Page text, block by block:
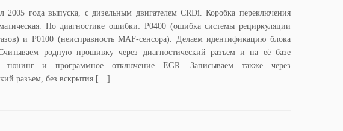
2005 года выпуска, с дизельным двигателем CRDi. Коробка переключения
По диагностике ошибки: P0400 (ошибка системы рециркуляции
и P0100 (неисправность MAF-сенсора). Делаем идентификацию блока
родную прошивку через диагностический разъем и на её базе
тюнинг и программное отключение EGR. Записываем также через
разъем, без вскрытия […]